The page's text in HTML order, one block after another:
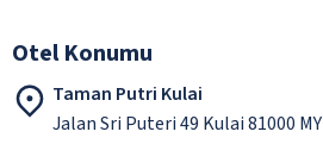
Otel Konumu
Taman Putri Kulai
Jalan Sri Puteri 49 Kulai 81000 MY